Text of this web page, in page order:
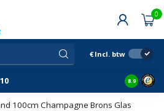
0
€ Incl. btw
8.9
100cm Champagne Brons Glas